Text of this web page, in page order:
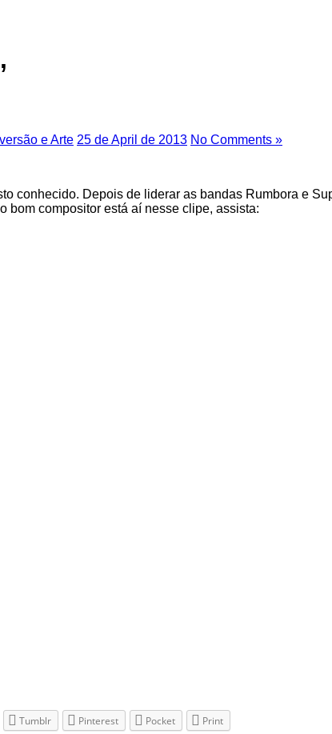
e Arte 25 de April de 2013 No Comments »
conhecido. Depois de liderar as bandas Rumbora e
bom compositor está aí nesse clipe, assista:
Tumblr Pinterest Pocket Print